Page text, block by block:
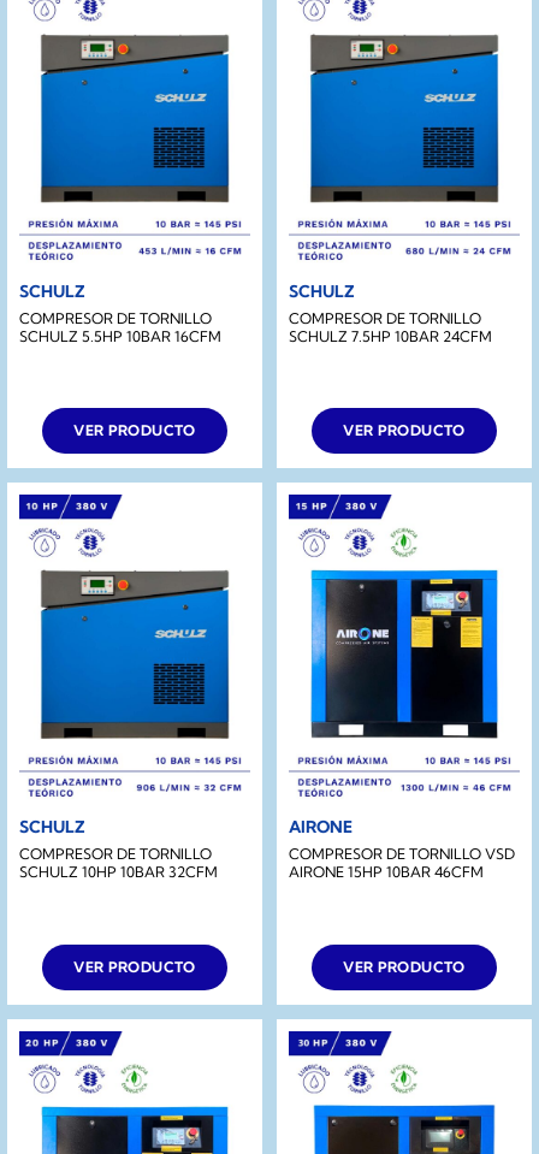
SCHULZ
COMPRESOR DE TORNILLO
SCHULZ 5.5HP 10BAR 16CFM
VER PRODUCTO
SCHULZ
COMPRESOR DE TORNILLO
SCHULZ 7.5HP 10BAR 24CFM
VER PRODUCTO
SCHULZ
COMPRESOR DE TORNILLO
SCHULZ 10HP 10BAR 32CFM
VER PRODUCTO
AIRONE
COMPRESOR DE TORNILLO VSD
AIRONE 15HP 10BAR 46CFM
VER PRODUCTO